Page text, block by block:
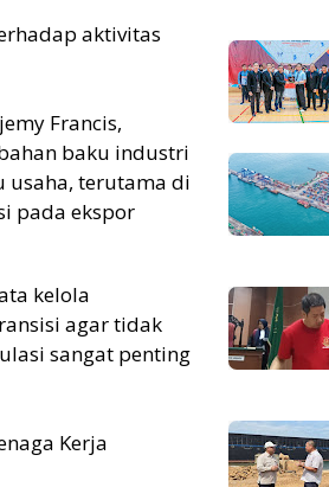
aktivitas
Francis,
baku industri
usaha, terutama di
pada ekspor
kelola
agar tidak
sangat penting
Kerja